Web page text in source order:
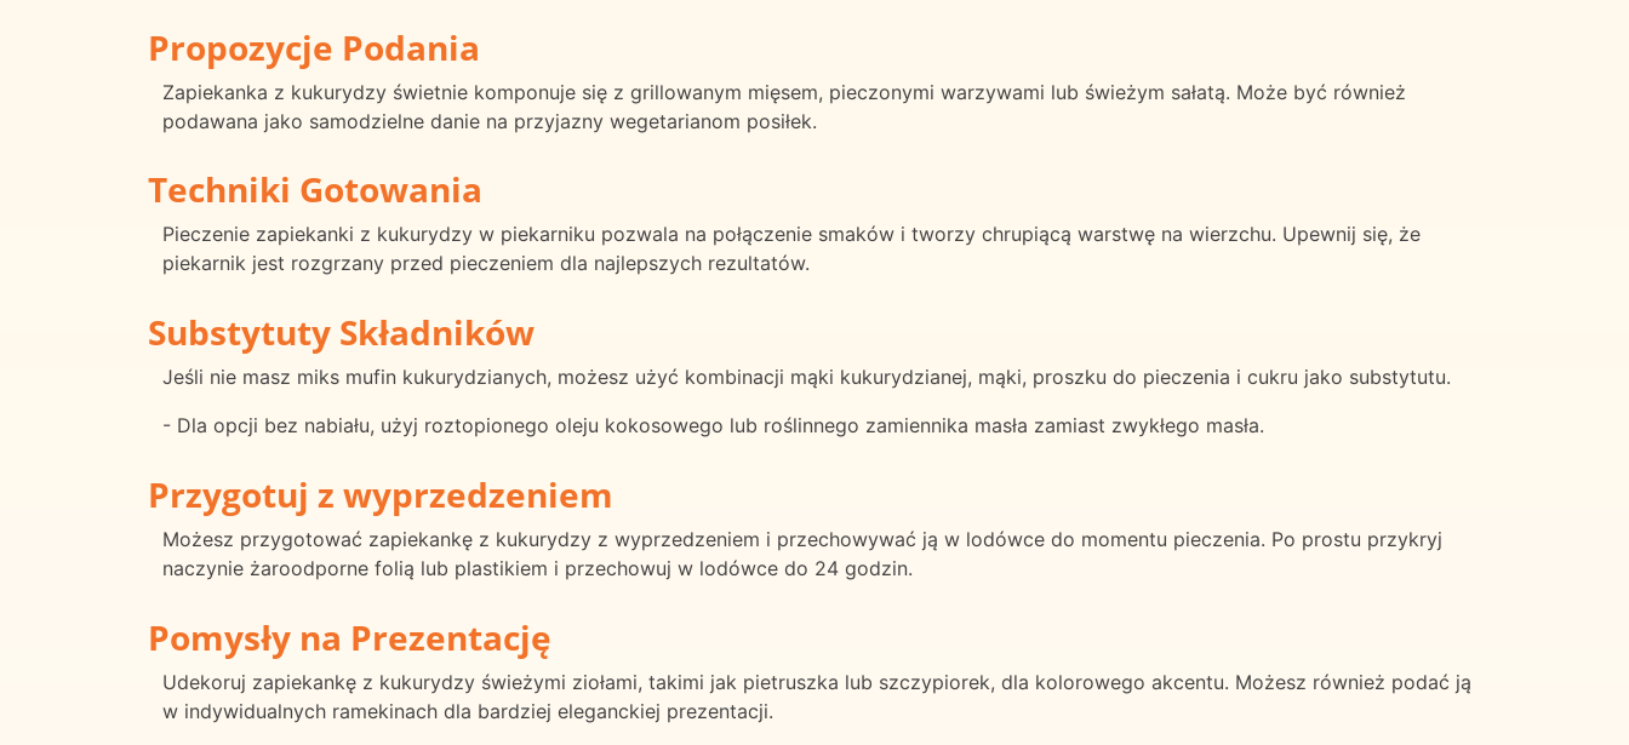
Propozycje Podania
Zapiekanka z kukurydzy świetnie komponuje się z grillowanym mięsem, pieczonymi warzywami lub świeżym sałatą. Może być również
podawana jako samodzielne danie na przyjazny wegetarianom posiłek.
Techniki Gotowania
Pieczenie zapiekanki z kukurydzy w piekarniku pozwala na połączenie smaków i tworzy chrupiącą warstwę na wierzchu. Upewnij się, że
piekarnik jest rozgrzany przed pieczeniem dla najlepszych rezultatów.
Substytuty Składników
Jeśli nie masz miks mufin kukurydzianych, możesz użyć kombinacji mąki kukurydzianej, mąki, proszku do pieczenia i cukru jako substytutu.
- Dla opcji bez nabiału, użyj roztopionego oleju kokosowego lub roślinnego zamiennika masła zamiast zwykłego masła.
Przygotuj z wyprzedzeniem
Możesz przygotować zapiekankę z kukurydzy z wyprzedzeniem i przechowywać ją w lodówce do momentu pieczenia. Po prostu przykryj
naczynie żaroodporne folią lub plastikiem i przechowuj w lodówce do 24 godzin.
Pomysły na Prezentację
Udekoruj zapiekankę z kukurydzy świeżymi ziołami, takimi jak pietruszka lub szczypiorek, dla kolorowego akcentu. Możesz również podać ją
w indywidualnych ramekinach dla bardziej eleganckiej prezentacji.